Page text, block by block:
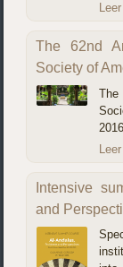
The 62nd
Society of
Intensive
and